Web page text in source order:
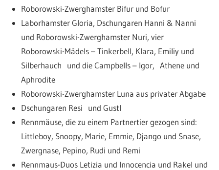
Roborowski-Zwerghamster Bifur und Bofur
Laborhamster Gloria, Dschungaren Hanni & Nanni
und Roborowski-Zwerghamster Nuri, vier
Roborowski-Mädels – Tinkerbell, Klara, Emiliy und
Silberhauch und die Campbells – Igor, Athene und
Aphrodite
Roborowski-Zwerghamster Luna aus privater Abgabe
Dschungaren Resi und Gustl
Rennmäuse, die zu einem Partnertier gezogen sind:
Littleboy, Snoopy, Marie, Emmie, Django und Snase,
Zwergnase, Pepino, Rudi und Remi
Rennmaus-Duos Letizia und Innocencia und Rakel und